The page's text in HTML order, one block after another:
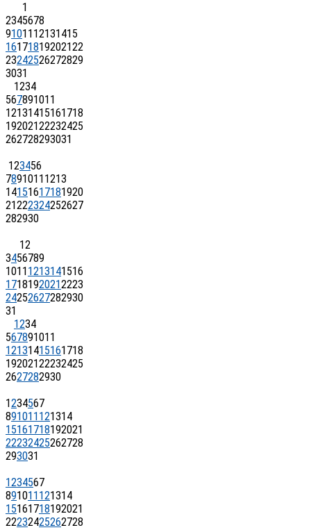
1
2345678
91011 12131415
16171819202122
23242526272829
3031
1234
567891011
12131415161718
19202122232425
262728293031
123456
7891011 1213
14151617181920
21222324252627
282930
12
3456789
1011 1213141516
17181920212223
24252627282930
31
1234
567891011
12131415161718
19202122232425
2627282930
1234567
891011 121314
15161718192021
22232425262728
293031
1234567
891011 121314
15161718192021
22232425262728